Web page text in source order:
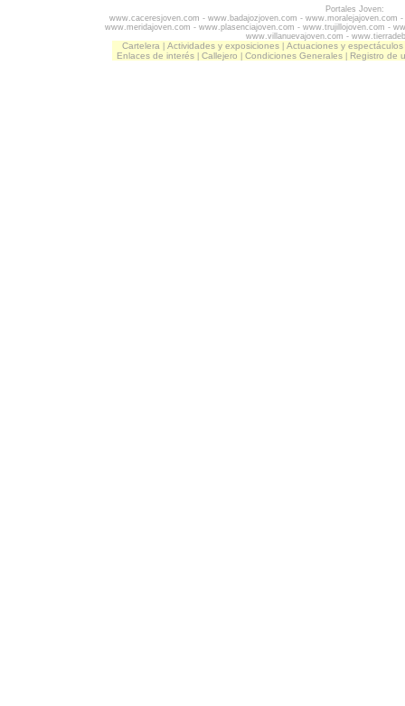
Portales Joven:
www.caceresjoven.com - www.badajozjoven.com - www.moralejajoven.com -
www.meridajoven.com - www.plasenciajoven.com - www.trujillojoven.com -
www.villanuevajoven.com -
Cartelera| Actividades y exposiciones| Actuaciones y espectáculos
Enlaces de interés| Callejero Condiciones Generales| Registro de